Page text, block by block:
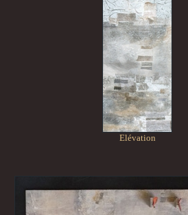
Elévation